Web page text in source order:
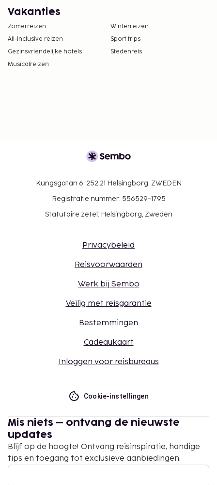
Vakanties
Zomerreizen
Winterreizen
All-Inclusive reizen
Sport trips
Gezinsvriendelijke hotels
Stedenreis
Musicalreizen
Kungsgatan 6, 252 21 Helsingborg, ZWEDEN
Registratie nummer: 556529-1795
Statutaire zetel: Helsingborg, Zweden
Privacybeleid
Reisvoorwaarden
Werk bij Sembo
Veilig met reisgarantie
Bestemmingen
Cadeaukaart
Inloggen voor reisbureaus
Cookie-instellingen
Mis niets – ontvang de nieuwste
updates
Blijf op de hoogte! Ontvang reisinspiratie, handige
tips en toegang tot exclusieve aanbiedingen.